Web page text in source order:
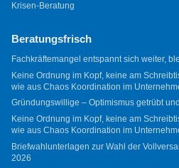
Krisen-Beratung
Beratungsfrisch
Fachkräftemangel entspannt sich weiter,
Keine Ordnung im Kopf, keine am
wie aus Chaos Koordination im
Gründungswillige – Optimismus getrübt
Keine Ordnung im Kopf, keine am
wie aus Chaos Koordination im
Briefwahlunterlagen zur Wahl der
2026